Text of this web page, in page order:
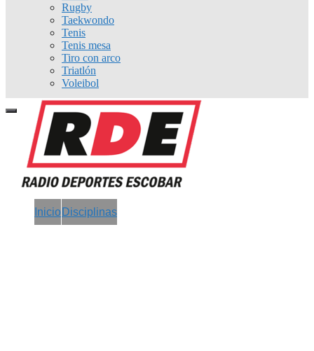
Rugby
Taekwondo
Tenis
Tenis mesa
Tiro con arco
Triatlón
Voleibol
Inicio Disciplinas